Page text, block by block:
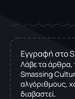
Εγγραφή στο
Λάβε τα άρθρα,
Smassing
αλγόριθμους,
διαβαστεί.